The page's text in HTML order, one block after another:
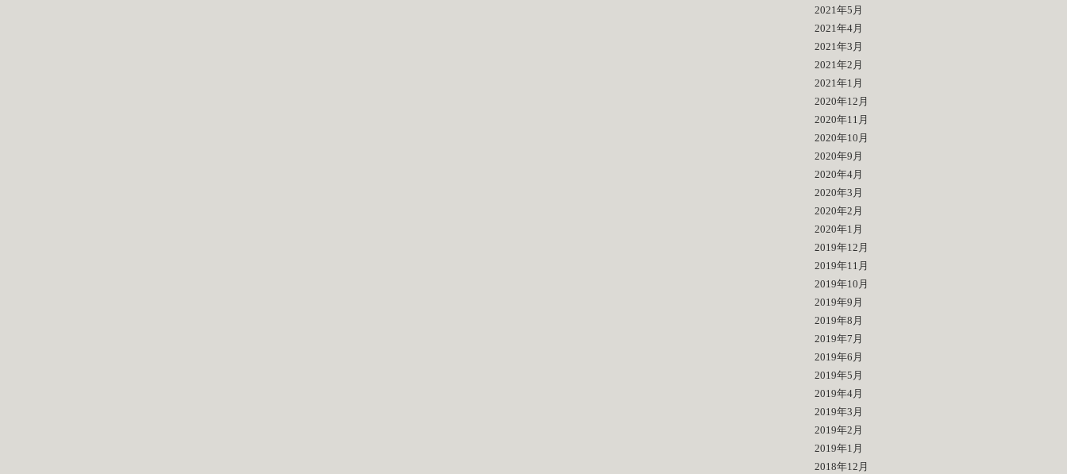
2021年5月
2021年4月
2021年3月
2021年2月
2021年1月
2020年12月
2020年11月
2020年10月
2020年9月
2020年4月
2020年3月
2020年2月
2020年1月
2019年12月
2019年11月
2019年10月
2019年9月
2019年8月
2019年7月
2019年6月
2019年5月
2019年4月
2019年3月
2019年2月
2019年1月
2018年12月